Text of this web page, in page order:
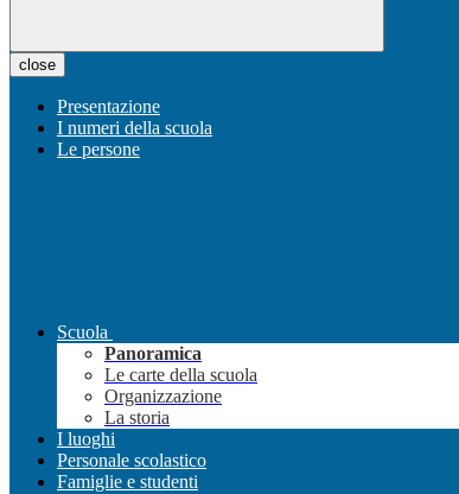
close
Presentazione
I numeri della scuola
Le persone
Scuola
Panoramica
Le carte della scuola
Organizzazione
La storia
I luoghi
Personale scolastico
Famiglie e studenti